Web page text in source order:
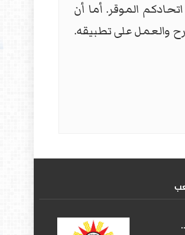
الموقر. أما أن
والعمل على تطبيقه.